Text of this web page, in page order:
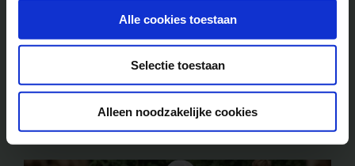
Alle cookies toestaan
Selectie toestaan
Alleen noodzakelijke cookies
Het Grijze Jager kamp van Club Adventure is een
avonturenkamp [...]
Lees meer